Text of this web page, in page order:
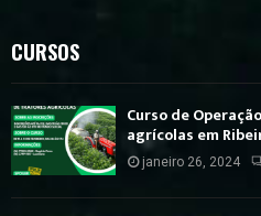
CURSOS
Curso de
agrícolas em
janeiro 26, 2024